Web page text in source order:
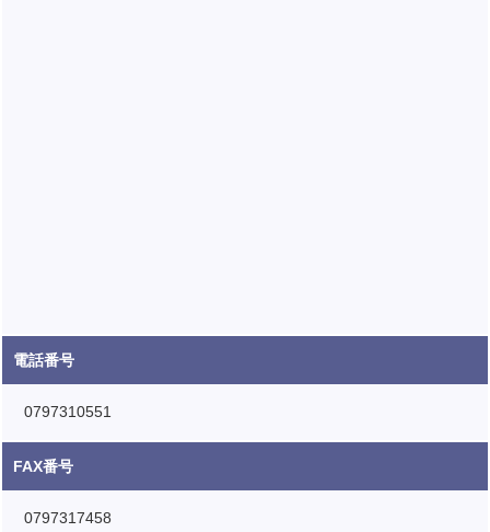
電話番号
0797310551
FAX番号
0797317458